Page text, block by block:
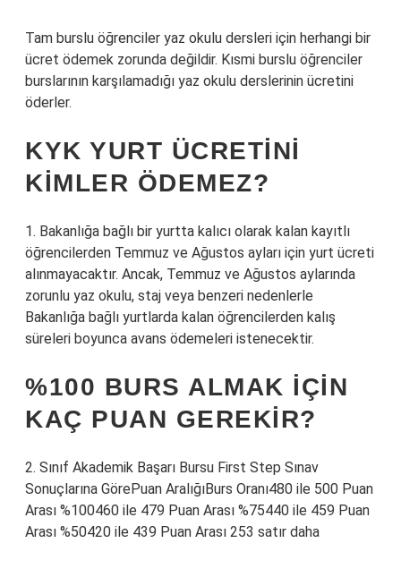
Tam burslu öğrenciler yaz okulu dersleri için herhangi bir
ücret ödemek zorunda değildir. Kısmi burslu öğrenciler
burslarının karşılamadığı yaz okulu derslerinin ücretini
öderler.
KYK YURT ÜCRETINI
KIMLER ÖDEMEZ?
1. Bakanlığa bağlı bir yurtta kalıcı olarak kalan kayıtlı
öğrencilerden Temmuz ve Ağustos ayları için yurt ücreti
alınmayacaktır. Ancak, Temmuz ve Ağustos aylarında
zorunlu yaz okulu, staj veya benzeri nedenlerle
Bakanlığa bağlı yurtlarda kalan öğrencilerden kalış
süreleri boyunca avans ödemeleri istenecektir.
%100 BURS ALMAK IÇIN
KAÇ PUAN GEREKIR?
2. Sınıf Akademik Başarı Bursu First Step Sınav
Sonuçlarına GörePuan AralığıBurs Oranı480 ile 500 Puan
Arası %100460 ile 479 Puan Arası %75440 ile 459 Puan
Arası %50420 ile 439 Puan Arası 253 satır daha